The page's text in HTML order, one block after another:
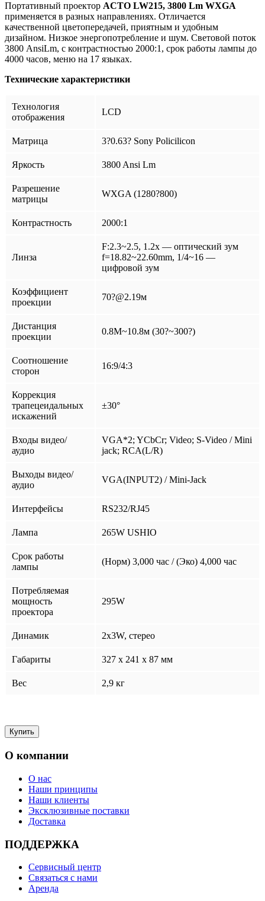
Портативный проектор ACTO LW215, 3800 Lm WXGA
применяется в разных направлениях. Отличается
качественной цветопередачей, приятным и удобным
дизайном. Низкое энергопотребление и шум. Световой поток
3800 AnsiLm, с контрастностью 2000:1, срок работы лампы до
4000 часов, меню на 17 языках.
Технические характеристики
Технология
отображения
LCD
Матрица 3?0.63? Sony Policilicon
Яркость 3800 Ansi Lm
Разрешение
матрицы
WXGA (1280?800)
Контрастность 2000:1
Линза
F:2.3~2.5, 1.2x — оптический зум
f=18.82~22.60mm, 1/4~16 —
цифровой зум
Коэффициент
проекции
70?@2.19м
Дистанция
проекции
0.8M~10.8м (30?~300?)
Соотношение
сторон
16:9/4:3
Коррекция
трапецеидальных
искажений
±30°
Входы видео/
аудио
VGA*2; YCbCr; Video; S-Video / Mini
jack; RCA(L/R)
Выходы видео/
аудио
VGA(INPUT2) / Mini-Jack
Интерфейсы RS232/RJ45
Лампа 265W USHIO
Срок работы
лампы
(Норм) 3,000 час / (Эко) 4,000 час
Потребляемая
мощность
проектора
295W
Динамик 2x3W, стерео
Габариты 327 x 241 x 87 мм
Вес 2,9 кг
О компании
О нас
Наши принципы
Наши клиенты
Эксклюзивные поставки
Доставка
ПОДДЕРЖКА
Сервисный центр
Связаться с нами
Аренда